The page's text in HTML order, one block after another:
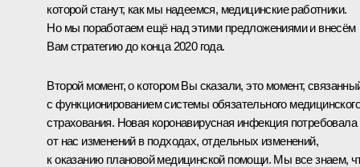
которой станут, как мы надеемся, медицинские работники.
Но мы поработаем ещё над этими предложениями и внесём
Вам стратегию до конца 2020 года.
Второй момент, о котором Вы сказали, это момент,
с функционированием системы обязательного медицинского
страхования. Новая коронавирусная инфекция потребовала
от нас изменений в подходах, отдельных изменений,
к оказанию плановой медицинской помощи. Мы все знаем,